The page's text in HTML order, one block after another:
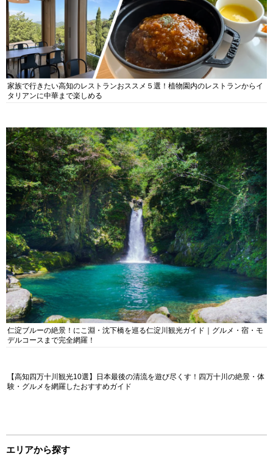
家族で行きたい高知のレストランおススメ５選！植物園内のレストランからイ
タリアンに中華まで楽しめる
仁淀ブルーの絶景！にこ淵・沈下橋を巡る仁淀川観光ガイド｜グルメ・宿・モ
デルコースまで完全網羅！
【高知四万十川観光10選】日本最後の清流を遊び尽くす！四万十川の絶景・体
験・グルメを網羅したおすすめガイド
エリアから探す